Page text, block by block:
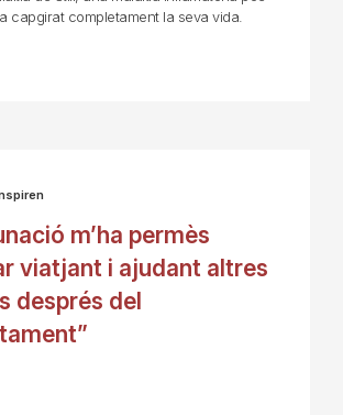
capgirat completament la seva vida.
m’ha permès
viatjant i ajudant altres
després del